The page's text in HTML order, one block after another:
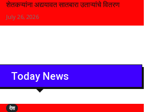
शेतकऱ्यांना अद्ययावत सातबारा उताऱ्यांचे वितरण
July 26, 2026
Today News
देश